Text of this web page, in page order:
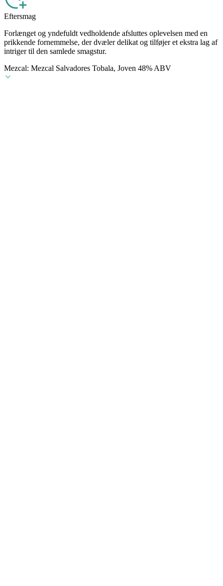
Eftersmag
Forlænget og yndefuldt vedholdende afsluttes oplevelsen med en
prikkende fornemmelse, der dvæler delikat og tilføjer et ekstra lag af
intriger til den samlede smagstur.
Mezcal: Mezcal Salvadores Tobala, Joven 48% ABV